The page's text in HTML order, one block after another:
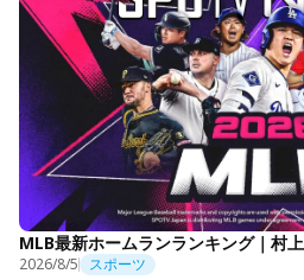
MLB最新ホームランランキング｜村
2026/8/5 スポーツ